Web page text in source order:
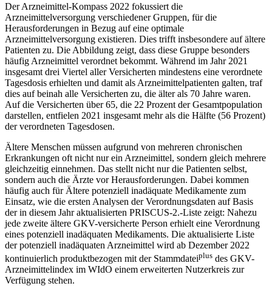
Der Arzneimittel-Kompass 2022 fokussiert die
Arzneimittelversorgung verschiedener Gruppen, für die
Herausforderungen in Bezug auf eine optimale
Arzneimittelversorgung existieren. Dies trifft insbesondere auf ältere
Patienten zu. Die Abbildung zeigt, dass diese Gruppe besonders
häufig Arzneimittel verordnet bekommt. Während im Jahr 2021
insgesamt drei Viertel aller Versicherten mindestens eine verordnete
Tagesdosis erhielten und damit als Arzneimittelpatienten galten, traf
dies auf beinah alle Versicherten zu, die älter als 70 Jahre waren.
Auf die Versicherten über 65, die 22 Prozent der Gesamtpopulation
darstellen, entfielen 2021 insgesamt mehr als die Hälfte (56 Prozent)
der verordneten Tagesdosen.
Ältere Menschen müssen aufgrund von mehreren chronischen
Erkrankungen oft nicht nur ein Arzneimittel, sondern gleich mehrere
gleichzeitig einnehmen. Das stellt nicht nur die Patienten selbst,
sondern auch die Ärzte vor Herausforderungen. Dabei kommen
häufig auch für Ältere potenziell inadäquate Medikamente zum
Einsatz, wie die ersten Analysen der Verordnungsdaten auf Basis
der in diesem Jahr aktualisierten PRISCUS-2.-Liste zeigt: Nahezu
jede zweite ältere GKV-versicherte Person erhielt eine Verordnung
eines potenziell inadäquaten Medikaments. Die aktualisierte Liste
der potenziell inadäquaten Arzneimittel wird ab Dezember 2022
kontinuierlich produktbezogen mit der Stammdateiplus des GKV-
Arzneimittelindex im WIdO einem erweiterten Nutzerkreis zur
Verfügung stehen.